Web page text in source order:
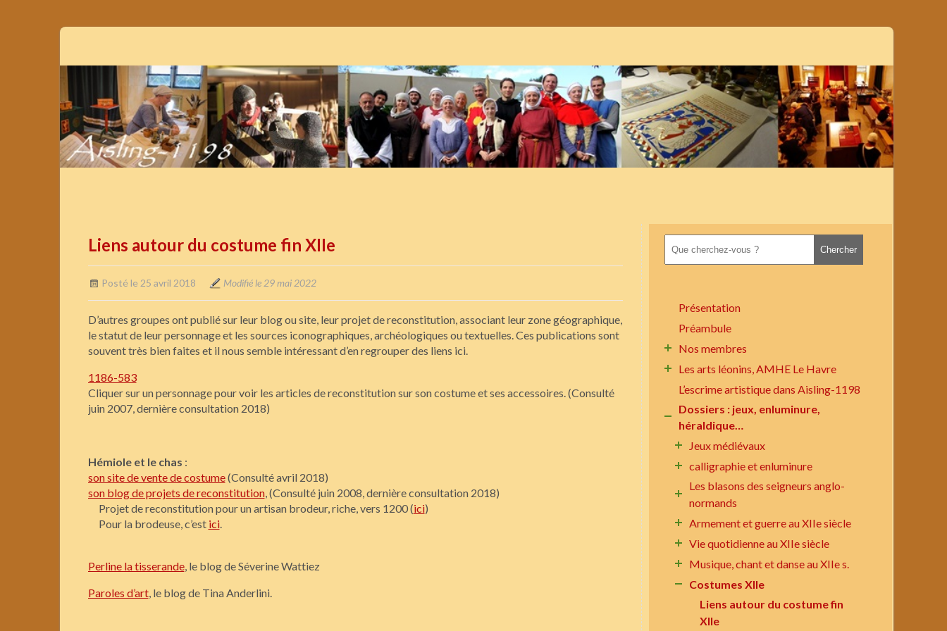
Liens autour du costume fin XIIe
Posté le 25 avril 2018 Modifié le 29 mai 2022
D’autres groupes ont publié sur leur blog ou site, leur projet de reconstitution, associant leur zone géographique,
le statut de leur personnage et les sources iconographiques, archéologiques ou textuelles. Ces publications sont
souvent très bien faites et il nous semble intéressant d’en regrouper des liens ici.
1186-583
Cliquer sur un personnage pour voir les articles de reconstitution sur son costume et ses accessoires. (Consulté
juin 2007, dernière consultation 2018)
Hémiole et le chas :
son site de vente de costume(Consulté avril 2018)
son blog de projets de reconstitution, (Consulté juin 2008, dernière consultation 2018)
Projet de reconstitution pour un artisan brodeur, riche, vers 1200 (ici)
Pour la brodeuse, c’est ici.
Perline la tisserande, le blog de Séverine Wattiez
Paroles d’art, le blog de Tina Anderlini.
Présentation
Préambule
Nos membres
Les arts léonins, AMHE Le Havre
L’escrime artistique dans Aisling-1198
Dossiers : jeux, enluminure,
héraldique…
Jeux médiévaux
calligraphie et enluminure
Les blasons des seigneurs anglo-
normands
Armement et guerre au XIIe siècle
Vie quotidienne au XIIe siècle
Musique, chant et danse au XIIe s.
Costumes XIIe
Liens autour du costume fin
XIIe